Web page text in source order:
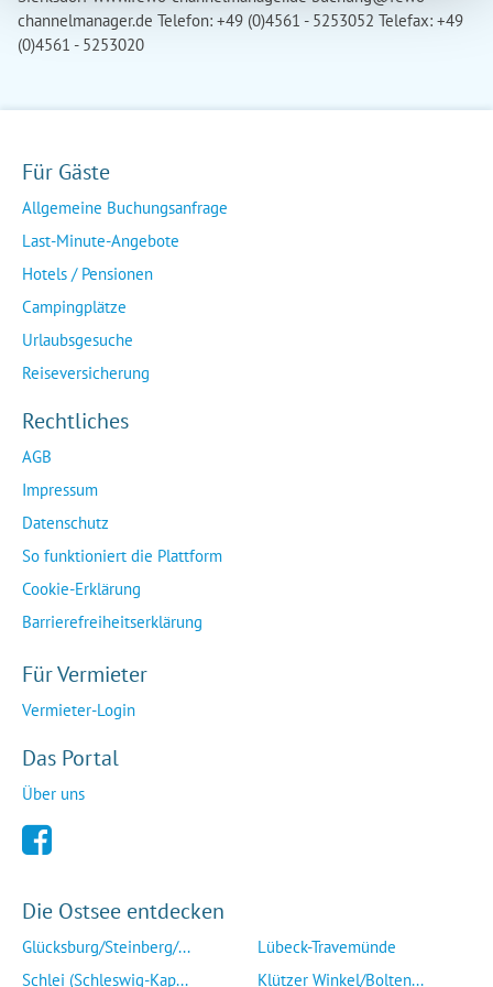
channelmanager.de Telefon: +49 (0)4561 - 5253052 Telefax: +49
(0)4561 - 5253020
Für Gäste
Allgemeine Buchungsanfrage
Last-Minute-Angebote
Hotels / Pensionen
Campingplätze
Urlaubsgesuche
Reiseversicherung
Rechtliches
AGB
Impressum
Datenschutz
So funktioniert die Plattform
Cookie-Erklärung
Barrierefreiheitserklärung
Für Vermieter
Vermieter-Login
Das Portal
Über uns
Die Ostsee entdecken
Glücksburg/Steinberg/...
Schlei (Schleswig-Kap...
Lübeck-Travemünde
Klützer Winkel/Bolten...